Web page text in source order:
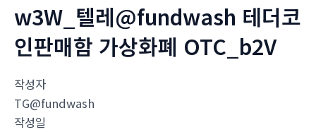
w3W_텔레@fundwash 테더코
인판매함 가상화폐 OTC_b2V
작성자
TG@fundwash
작성일